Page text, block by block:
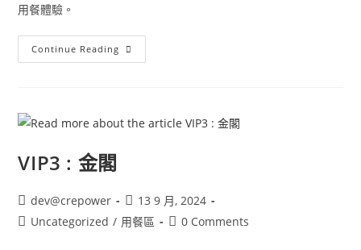
用餐體驗。
Continue Reading
VIP3 : 金閣
dev@crepower
13 9 月, 2024
Uncategorized / 用餐區 0 Comments